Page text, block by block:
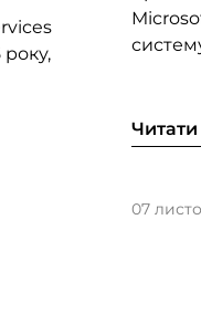
Читати
07